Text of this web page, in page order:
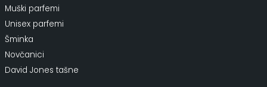
Muški parfemi
Unisex parfemi
Šminka
Novčanici
David Jones tašne